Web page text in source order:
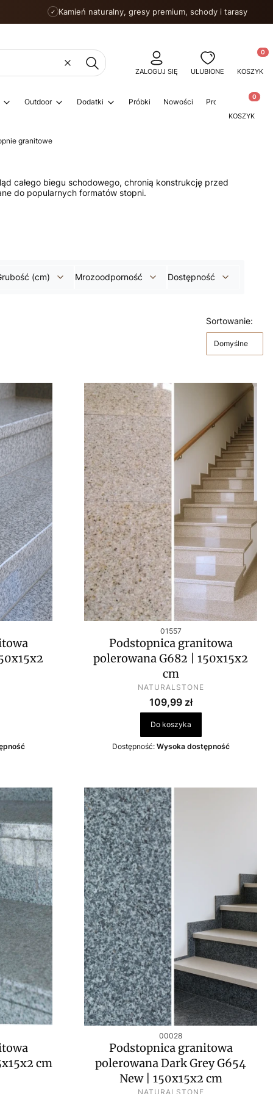
✓ Kamień naturalny, gresy premium, schody i tarasy
WyczyśćSzukaj
ZALOGUJ SIĘ ULUBIONE KOSZYK
Outdoor Dodatki Próbki Nowości PromocjeProdukty
KOSZYK
granitowe
całego biegu schodowego, chronią konstrukcję przed
do popularnych formatów stopni.
(cm) Mrozoodporność Dostępność
Sortowanie:
Domyślne
Kod produktu
01557
Podstopnica granitowa
polerowana G682 | 150x15x2
cm
PRODUCENT
NATURALSTONE
Cena
109,99 zł
Do koszyka
Dostępność: Wysoka dostępność
cm
Kod produktu
00028
Podstopnica granitowa
polerowana Dark Grey G654
New | 150x15x2 cm
PRODUCENT
NATURALSTONE